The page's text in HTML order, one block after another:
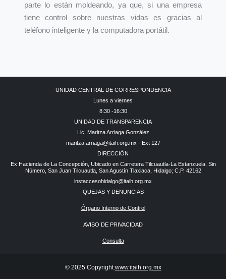
parte lo están moldeando, ya que, si una empresa
tiene control sobre nuestras vidas es gracias al
teléfono inteligente y la computadora portátil.
UNIDAD CENTRAL DE CORRESPONDENCIA
Lunes a viernes
8:30 -16:30
UNIDAD DE TRANSPARENCIA
Lic. Maritza Arriaga González
maritza.arriaga@itaih.org.mx - Ext 127
DIRECCIÓN
Ex Hacienda de La Concepción, Ubicado en Carretera Tilcuautla-La Estanzuela, Sin
Número, San Juan Tilcuautla, San Agustín Tlaxiaca, Hidalgo; C.P. 42162
instaccesohidalgo@itaih.org.mx
QUEJAS Y DENUNCIAS
Órgano Interno de Control
AVISO DE PRIVACIDAD
Consulta
© 2025 Copyright:www.itaih.org.mx